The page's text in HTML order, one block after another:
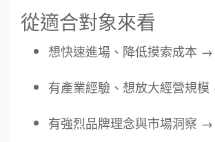
從適合對象來看
想快速進場、降低摸索成本
有產業經驗、想放大經營規
有強烈品牌理念與市場洞察